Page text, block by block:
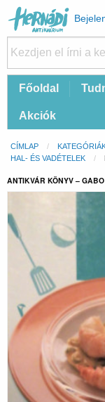
Felhasználói
fiók
menüje
FőFőoldal
Akciók
Morzsa
CÍMLAP
HAL- ÉS VADÉTELEK
ANTIKVÁR KÖNYV –